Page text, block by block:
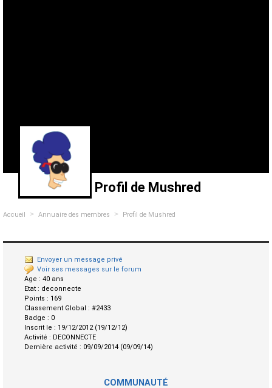
Profil de Mushred
Accueil > Annuaire des membres > Profil de Mushred
Envoyer un message privé
Voir ses messages sur le forum
Age : 40 ans
Etat : deconnecte
Points : 169
Classement Global : #2433
Badge : 0
Inscrit le : 19/12/2012 (19/12/12)
Activité : DECONNECTE
Dernière activité : 09/09/2014 (09/09/14)
COMMUNAUTÉ